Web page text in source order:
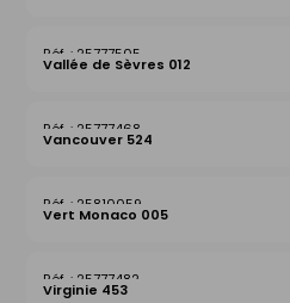
25777505
Vallée de Sèvres 012
25777468
Vancouver 524
25810059
Vert Monaco 005
25777482
Virginie 453